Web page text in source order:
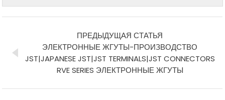
ПРЕДЫДУЩАЯ СТАТЬЯ
ЭЛЕКТРОННЫЕ ЖГУТЫ-ПРОИЗВОДСТВО
JST|JAPANESE JST|JST TERMINALS|JST CONNECTORS
RVE SERIES ЭЛЕКТРОННЫЕ ЖГУТЫ